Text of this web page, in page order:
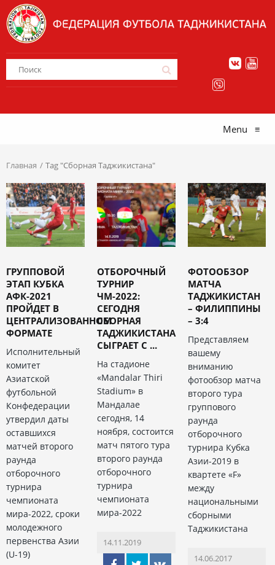
Menu ≡
Главная Tag "Сборная Таджикистана"
ГРУППОВОЙ
ЭТАП КУБКА
АФК-2021
ПРОЙДЕТ В
ЦЕНТРАЛИЗОВАННОМ
ФОРМАТЕ
Исполнительный
комитет
Азиатской
футбольной
Конфедерации
утвердил даты
оставшихся
матчей второго
раунда
отборочного
турнира
чемпионата
мира-2022, сроки
молодежного
первенства Азии
(U-19)
ОТБОРОЧНЫЙ
ТУРНИР
ЧМ-2022:
СЕГОДНЯ
СБОРНАЯ
ТАДЖИКИСТАНА
СЫГРАЕТ С ...
На стадионе
«Mandalar Thiri
Stadium» в
Мандалае
сегодня, 14
ноября, состоится
матч пятого тура
второго раунда
отборочного
турнира
чемпионата
мира-2022
14.11.2019
ФОТООБЗОР
МАТЧА
ТАДЖИКИСТАН
– ФИЛИППИНЫ
– 3:4
Представляем
вашему
вниманию
фотообзор матча
второго тура
группового
раунда
отборочного
турнира Кубка
Азии-2019 в
квартете «F»
между
национальными
сборными
Таджикистана
14.06.2017